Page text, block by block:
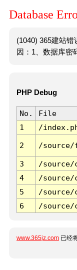
Database
(1040) 365建站
因：1、数据库密
PHP Debug
No. File
1
/
2 /source/
3 /source/
4
/source/
5
/source/
6
/source/
www.365jz.com 已经